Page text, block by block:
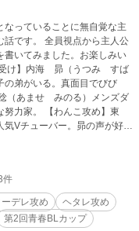
っていることに無自覚な主
話です。 全員視点から主人公
書いてみました。お楽しみい
の弟がいる。真面目でびび
（あませ みのる）メンズダ
努力家。 【わんこ攻め】東
Vチューバー。昴の声が好
志郎（ささの こうしろう）
口 慧人（せとぐち けい
ハイスペックのMF。 【スパ
べ まさふみ）アプリ開発
稿してい
件
ーデレ攻め
ヘタレ攻め
第2回青春BLカップ